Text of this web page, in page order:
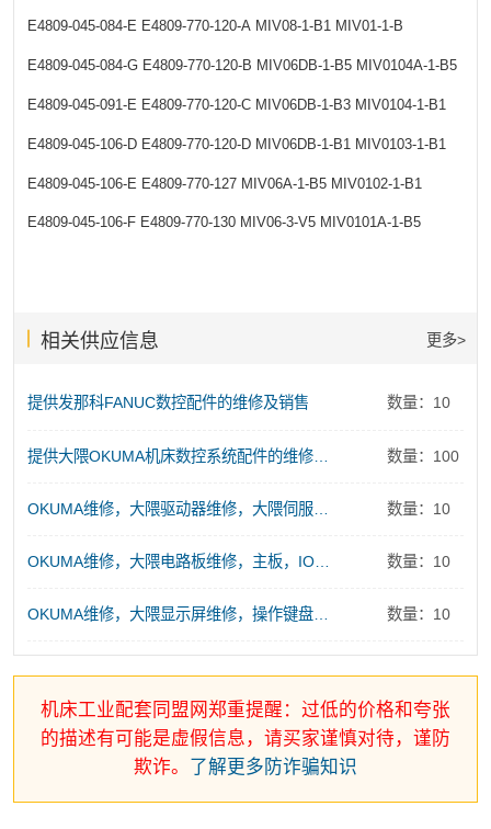
E4809-045-084-E E4809-770-120-A MIV08-1-B1 MIV01-1-B
E4809-045-084-G E4809-770-120-B MIV06DB-1-B5 MIV0104A-1-B5
E4809-045-091-E E4809-770-120-C MIV06DB-1-B3 MIV0104-1-B1
E4809-045-106-D E4809-770-120-D MIV06DB-1-B1 MIV0103-1-B1
E4809-045-106-E E4809-770-127 MIV06A-1-B5 MIV0102-1-B1
E4809-045-106-F E4809-770-130 MIV06-3-V5 MIV0101A-1-B5
相关供应信息 更多>
提供发那科FANUC数控配件的维修及销售 数量：10
提供大隈OKUMA机床数控系统配件的维修及销售服务 数量：100
OKUMA维修，大隈驱动器维修，大隈伺服电源维修 数量：10
OKUMA维修，大隈电路板维修，主板，IO板、存储板、控制板维修 数量：10
OKUMA维修，大隈显示屏维修，操作键盘维修 数量：10
机床工业配套同盟网郑重提醒：过低的价格和夸张
的描述有可能是虚假信息，请买家谨慎对待，谨防
欺诈。
了解更多防诈骗知识